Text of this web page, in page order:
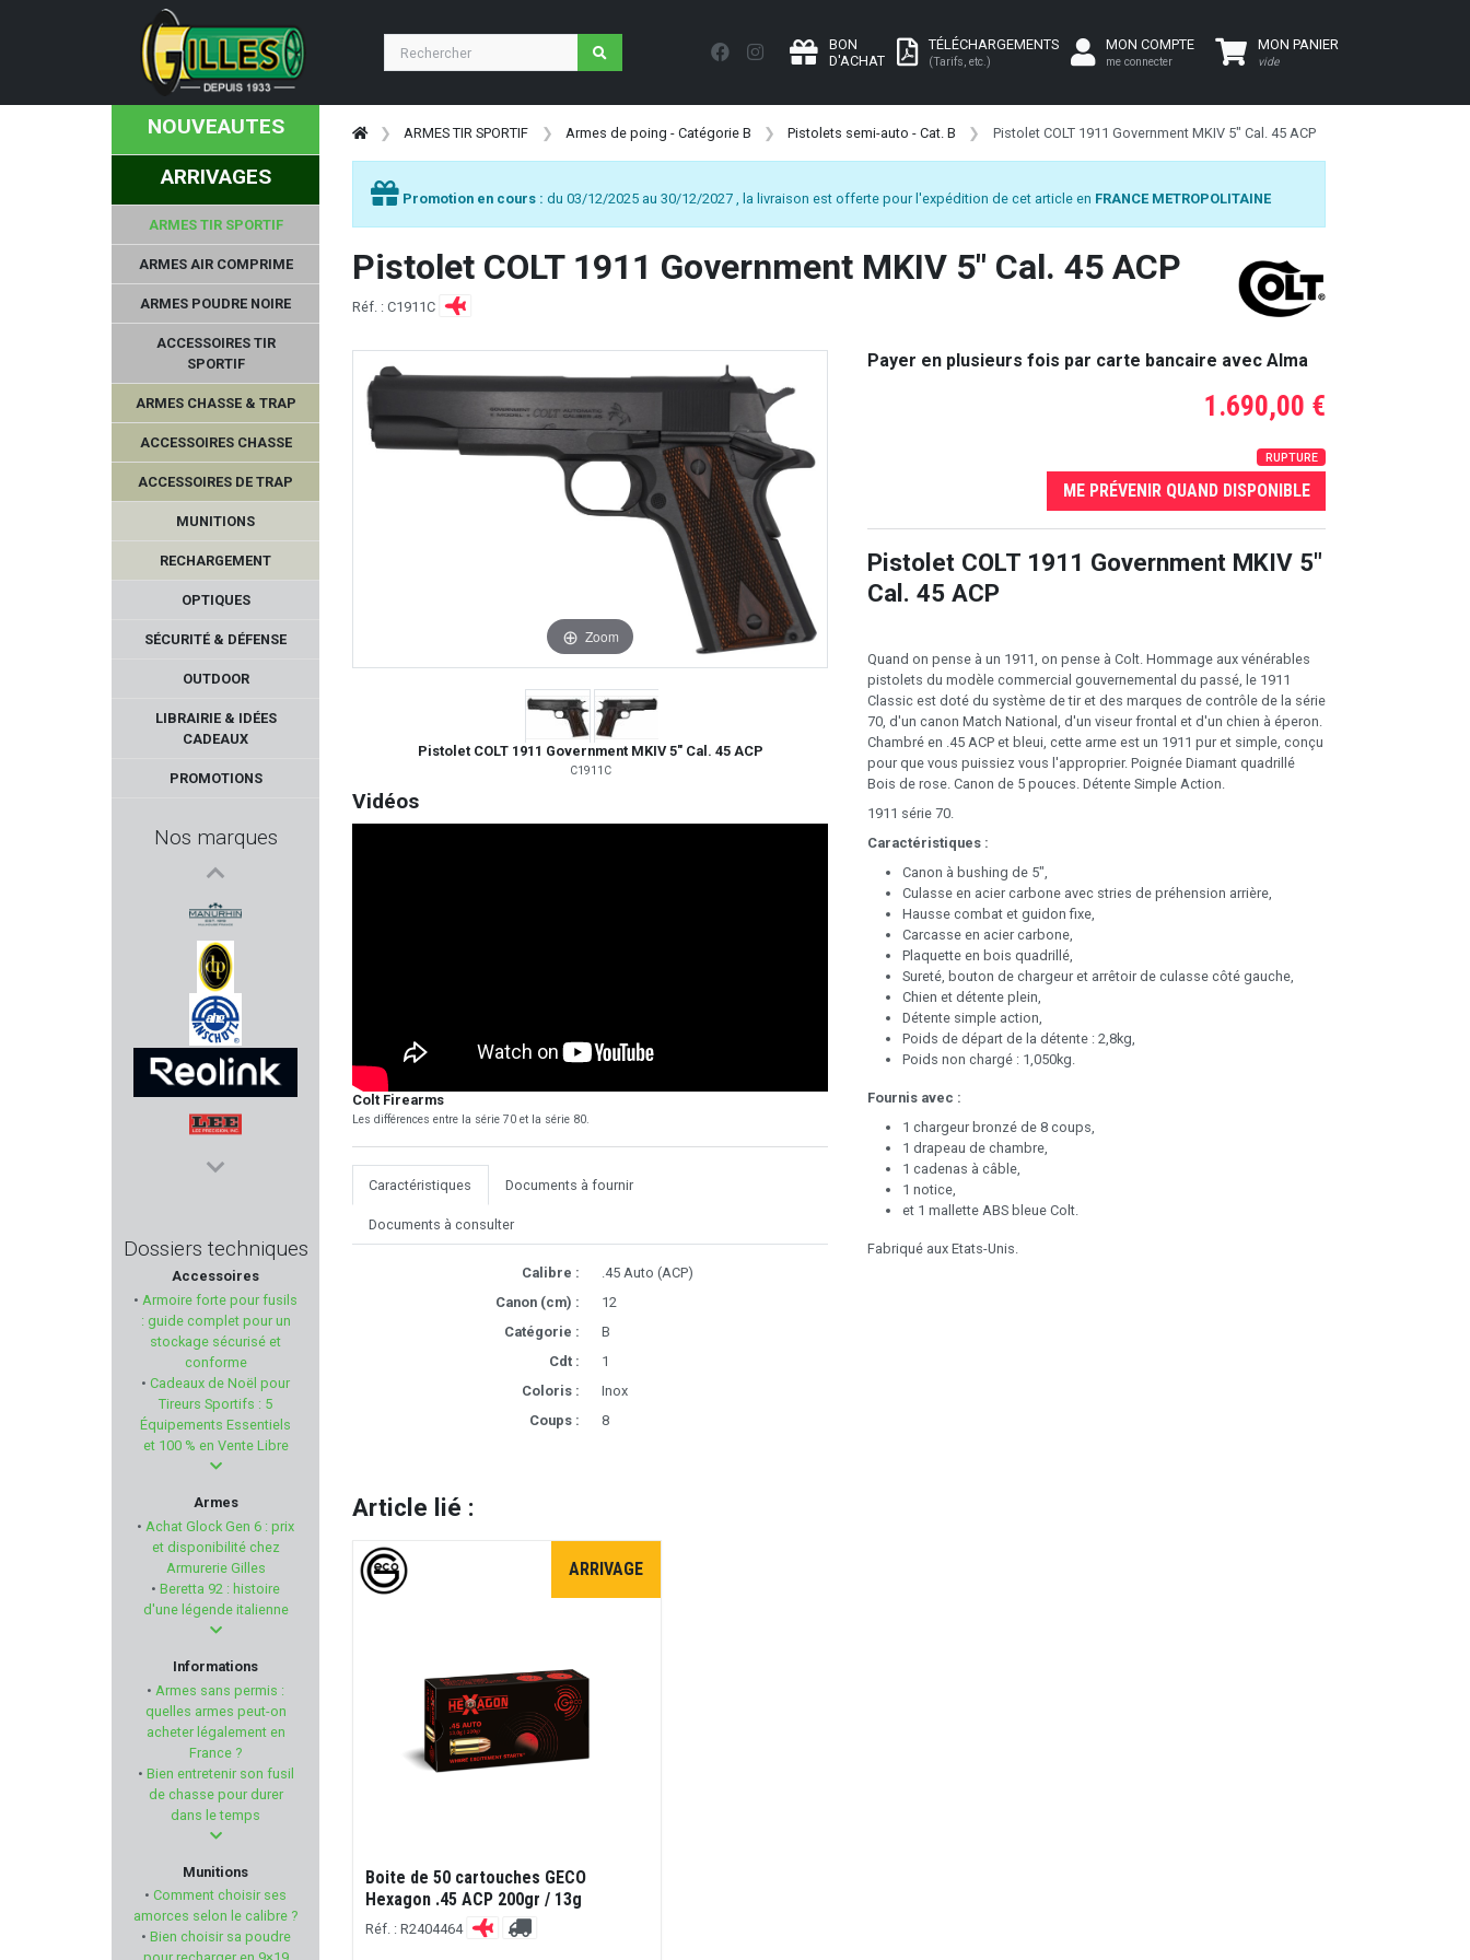
BON
D'ACHAT
TÉLÉCHARGEMENTS
(Tarifs, etc.)
MON COMPTE
me connecter
MON PANIER
vide
NOUVEAUTES
ARRIVAGES
ARMES TIR SPORTIF
ARMES AIR COMPRIME
ARMES POUDRE NOIRE
ACCESSOIRES TIR
SPORTIF
ARMES CHASSE & TRAP
ACCESSOIRES CHASSE
ACCESSOIRES DE TRAP
MUNITIONS
RECHARGEMENT
OPTIQUES
SÉCURITÉ & DÉFENSE
OUTDOOR
LIBRAIRIE & IDÉES
CADEAUX
PROMOTIONS
Nos marques
FRANCHI
MEOPTA
MARTINEZ ALBAINOX
KLEEN BORE
KONUS
MERKEL
MEC
LUCANSKY
BALLISTOL
ZEISS
MAGLULA
MANURHIN
DAVIDE PEDERSOLI & C.
AHG - ANSCHUTZ
REOLINK
LEE PRECISION
TIPPMANN ARMS
ISSC Austria
BSST
HOWA
MAGTECH
PRIMOS HUNTING
STEINER
PREDATOR
COPPERBEAR
MAX KNIVES
Dossiers techniques
Accessoires
• Armoire forte pour fusils
: guide complet pour un
stockage sécurisé et
conforme
• Cadeaux de Noël pour
Tireurs Sportifs : 5
Équipements Essentiels
et 100 % en Vente Libre
Armes
• Achat Glock Gen 6 : prix
et disponibilité chez
Armurerie Gilles
• Beretta 92 : histoire
d'une légende italienne
Informations
• Armes sans permis :
quelles armes peut-on
acheter légalement en
France ?
• Bien entretenir son fusil
de chasse pour durer
dans le temps
Munitions
• Comment choisir ses
amorces selon le calibre ?
• Bien choisir sa poudre
ARMES TIR SPORTIF Armes de poing - Catégorie B Pistolets semi-auto - Cat. B Pistolet COLT 1911 Government MKIV 5" Cal. 45 ACP
Promotion en cours : du 03/12/2025 au 30/12/2027 , la livraison est offerte pour l'expédition de cet article en FRANCE METROPOLITAINE
Pistolet COLT 1911 Government MKIV 5" Cal. 45 ACP
Réf. : C1911C
Zoom
Pistolet COLT 1911 Government MKIV 5" Cal. 45 ACP
C1911C
Vidéos
Colt Firearms
Les différences entre la série 70 et la série 80.
Caractéristiques Documents à fournir
Documents à consulter
Calibre :
.45 Auto (ACP)
Canon (cm) :
12
Catégorie :
B
Cdt :
1
Coloris :
Inox
Coups :
8
Payer en plusieurs fois par carte bancaire avec Alma
1.690,00 €
RUPTURE
ME PRÉVENIR QUAND DISPONIBLE
Pistolet COLT 1911 Government MKIV 5"
Cal. 45 ACP
Quand on pense à un 1911, on pense à Colt. Hommage aux vénérables
pistolets du modèle commercial gouvernemental du passé, le 1911
Classic est doté du système de tir et des marques de contrôle de la série
70, d'un canon Match National, d'un viseur frontal et d'un chien à éperon.
Chambré en .45 ACP et bleui, cette arme est un 1911 pur et simple, conçu
pour que vous puissiez vous l'approprier. Poignée Diamant quadrillé
Bois de rose. Canon de 5 pouces. Détente Simple Action.
1911 série 70.
Caractéristiques :
Canon à bushing de 5",
Culasse en acier carbone avec stries de préhension arrière,
Hausse combat et guidon fixe,
Carcasse en acier carbone,
Plaquette en bois quadrillé,
Sureté, bouton de chargeur et arrêtoir de culasse côté gauche,
Chien et détente plein,
Détente simple action,
Poids de départ de la détente : 2,8kg,
Poids non chargé : 1,050kg.
Fournis avec :
1 chargeur bronzé de 8 coups,
1 drapeau de chambre,
1 cadenas à câble,
1 notice,
et 1 mallette ABS bleue Colt.
Fabriqué aux Etats-Unis.
Article lié :
ARRIVAGE
Boite de 50 cartouches GECO
Hexagon .45 ACP 200gr / 13g
Réf. : R2404464